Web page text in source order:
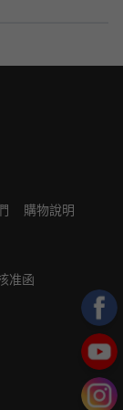
購物說明
准函